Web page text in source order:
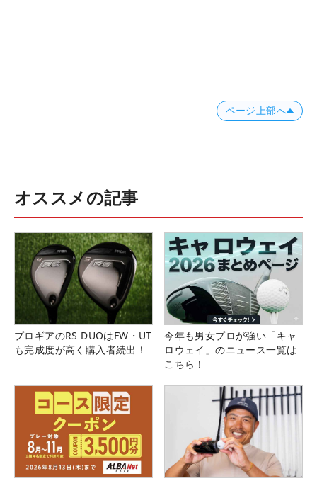
ページ上部へ
オススメの記事
プロギアのRS DUOはFW・UT
も完成度が高く購入者続出！
今年も男女プロが強い「キャ
ロウェイ」のニュース一覧は
こちら！